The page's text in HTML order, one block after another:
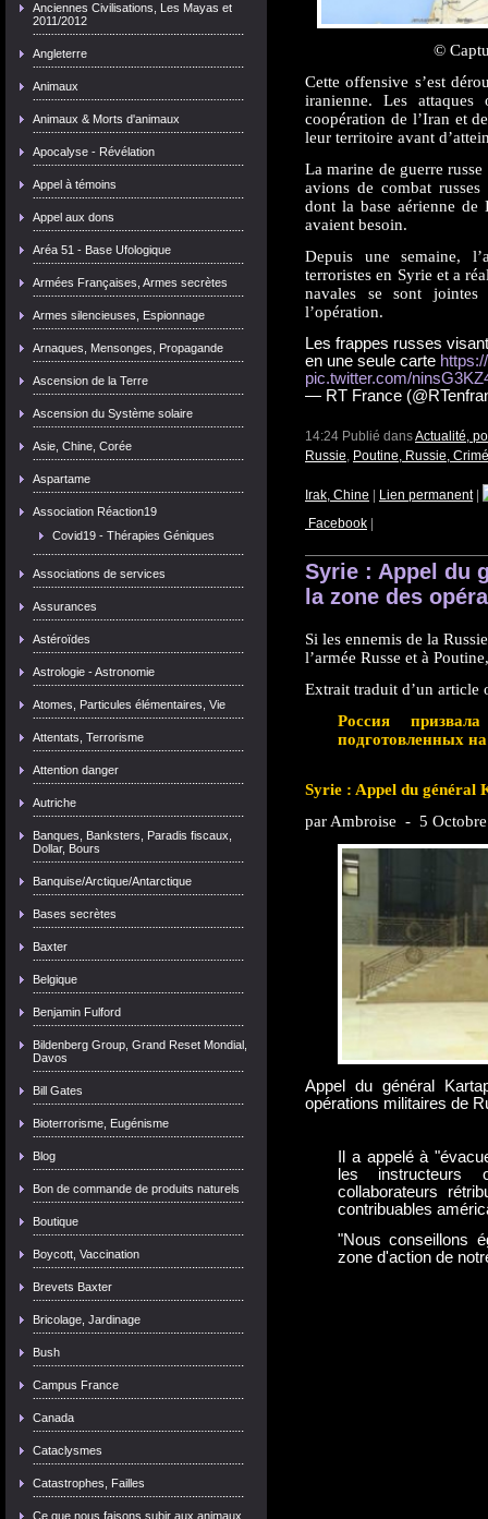
Anciennes Civilisations, Les Mayas et
2011/2012
Angleterre
Animaux
Animaux & Morts d'animaux
Apocalyse - Révélation
Appel à témoins
Appel aux dons
Aréa 51 - Base Ufologique
Armées Françaises, Armes secrètes
Armes silencieuses, Espionnage
Arnaques, Mensonges, Propagande
Ascension de la Terre
Ascension du Système solaire
Asie, Chine, Corée
Aspartame
Association Réaction19
Covid19 - Thérapies Géniques
Associations de services
Assurances
Astéroïdes
Astrologie - Astronomie
Atomes, Particules élémentaires, Vie
Attentats, Terrorisme
Attention danger
Autriche
Banques, Banksters, Paradis fiscaux,
Dollar, Bours
Banquise/Arctique/Antarctique
Bases secrètes
Baxter
Belgique
Benjamin Fulford
Bildenberg Group, Grand Reset Mondial,
Davos
Bill Gates
Bioterrorisme, Eugénisme
Blog
Bon de commande de produits naturels
Boutique
Boycott, Vaccination
Brevets Baxter
Bricolage, Jardinage
Bush
Campus France
Canada
Cataclysmes
Catastrophes, Failles
Ce que nous faisons subir aux animaux
©
Cette offensive s’est
iranienne. Les attaques
coopération de l’Iran et
leur territoire avant
La marine de guerre
avions de combat
dont la base aérienne de
avaient besoin.
Depuis une semaine,
terroristes en Syrie et a
navales se sont
l’opération.
Les frappes russes
en une seule carte
pic.twitter.com/
— RT France
14:24 Publié dansActualité,
Russie, Poutine, Russie,
Irak, Chine Lien permanent|
Facebook
Syrie : Appel du
la zone des
Si les ennemis de la
l’armée Russe et à
Extrait traduit d’un article
Россия
подготовленных
Syrie : Appel du général
par Ambroise - 5
Appel du général
opérations militaires de
Il a appelé à
les instructeurs
collaborateurs
contribuables
"Nous conseillons
zone d'action de